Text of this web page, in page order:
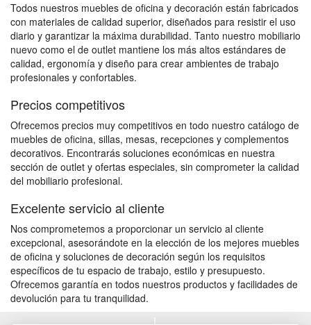
Todos nuestros muebles de oficina y decoración están fabricados
con materiales de calidad superior, diseñados para resistir el uso
diario y garantizar la máxima durabilidad. Tanto nuestro mobiliario
nuevo como el de outlet mantiene los más altos estándares de
calidad, ergonomía y diseño para crear ambientes de trabajo
profesionales y confortables.
Precios competitivos
Ofrecemos precios muy competitivos en todo nuestro catálogo de
muebles de oficina, sillas, mesas, recepciones y complementos
decorativos. Encontrarás soluciones económicas en nuestra
sección de outlet y ofertas especiales, sin comprometer la calidad
del mobiliario profesional.
Excelente servicio al cliente
Nos comprometemos a proporcionar un servicio al cliente
excepcional, asesorándote en la elección de los mejores muebles
de oficina y soluciones de decoración según los requisitos
específicos de tu espacio de trabajo, estilo y presupuesto.
Ofrecemos garantía en todos nuestros productos y facilidades de
devolución para tu tranquilidad.